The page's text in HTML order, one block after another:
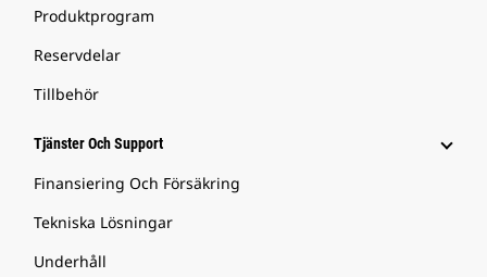
Produktprogram
Reservdelar
Tillbehör
Tjänster Och Support
Finansiering Och Försäkring
Tekniska Lösningar
Underhåll